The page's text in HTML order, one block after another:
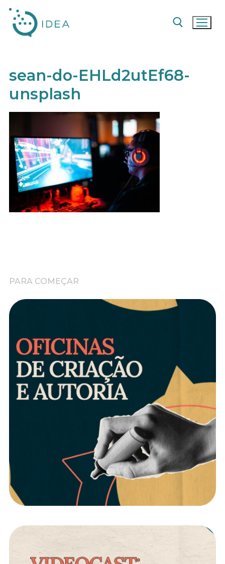
Pular
para
sean-do-EHLd2utEf68-
unsplash
PARA COMEÇAR